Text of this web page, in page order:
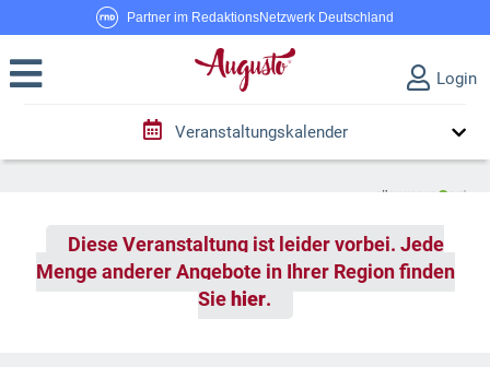
Partner im RedaktionsNetzwerk Deutschland
Login
Veranstaltungskalender
Diese Veranstaltung ist leider vorbei. Jede
Menge anderer Angebote in Ihrer Region finden
Sie hier.